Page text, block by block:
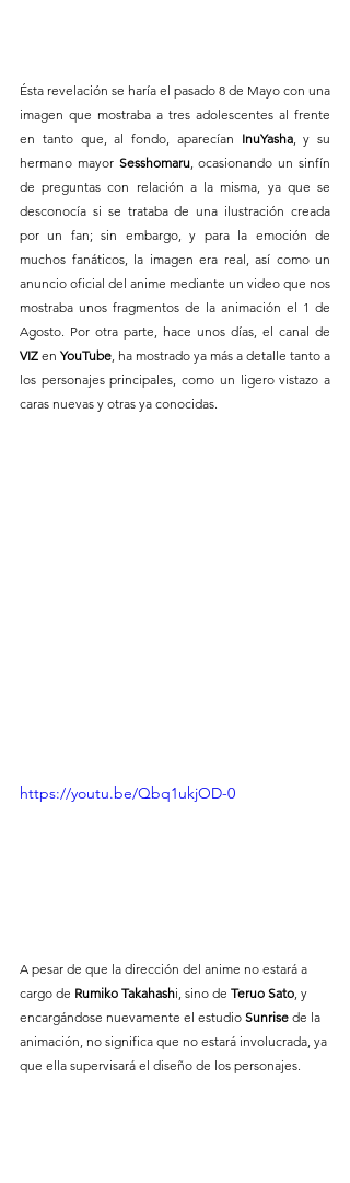
Ésta revelación se haría el pasado 8 de Mayo con una
imagen que mostraba a tres adolescentes al frente
en tanto que, al fondo, aparecían InuYasha, y su
hermano mayor Sesshomaru, ocasionando un sinfín
de preguntas con relación a la misma, ya que se
desconocía si se trataba de una ilustración creada
por un fan; sin embargo, y para la emoción de
muchos fanáticos, la imagen era real, así como un
anuncio oficial del anime mediante un video que nos
mostraba unos fragmentos de la animación el 1 de
VIZ en YouTube , ha mostrado ya más a detalle tanto a
los personajes principales, como un ligero vistazo a
caras nuevas y otras ya conocidas.
https://youtu.be/Qbq1ukjOD-0
A pesar de que la dirección del anime no estará a
cargo de Rumiko Takahashi, sino de Teruo Sato, y
encargándose nuevamente el estudio Sunrise de la
animación, no significa que no estará involucrada, ya
que ella supervisará el diseño de los personajes.